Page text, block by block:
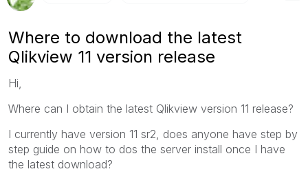
Where to download the latest
Qlikview 11 version release
Hi,
Where can I obtain the latest Qlikview version 11 release?
I currently have version 11 sr2, does anyone have step by
step guide on how to dos the server install once I have
the latest download?